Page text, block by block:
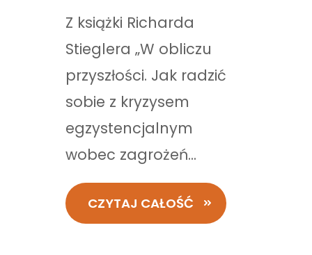
Z książki Richarda
Stieglera „W obliczu
przyszłości. Jak radzić
sobie z kryzysem
egzystencjalnym
wobec zagrożeń...
CZYTAJ CAŁOŚĆ